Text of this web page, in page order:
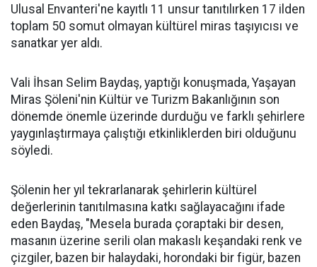
Ulusal Envanteri'ne kayıtlı 11 unsur tanıtılırken 17 ilden
toplam 50 somut olmayan kültürel miras taşıyıcısı ve
sanatkar yer aldı.
Vali İhsan Selim Baydaş, yaptığı konuşmada, Yaşayan
Miras Şöleni'nin Kültür ve Turizm Bakanlığının son
dönemde önemle üzerinde durduğu ve farklı şehirlere
yaygınlaştırmaya çalıştığı etkinliklerden biri olduğunu
söyledi.
Şölenin her yıl tekrarlanarak şehirlerin kültürel
değerlerinin tanıtılmasına katkı sağlayacağını ifade
eden Baydaş, "Mesela burada çoraptaki bir desen,
masanın üzerine serili olan makaslı keşandaki renk ve
çizgiler, bazen bir halaydaki, horondaki bir figür, bazen